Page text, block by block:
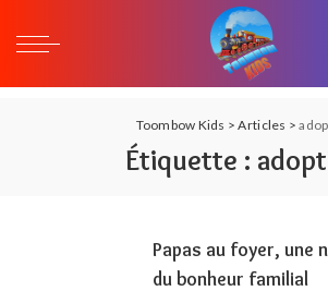
Toombow Kids >Articles >
Étiquette :
Papas au foyer, une
du bonheur familial